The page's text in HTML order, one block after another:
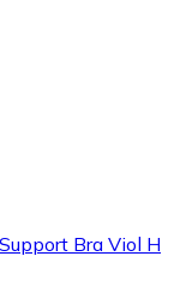
Bra Viol H